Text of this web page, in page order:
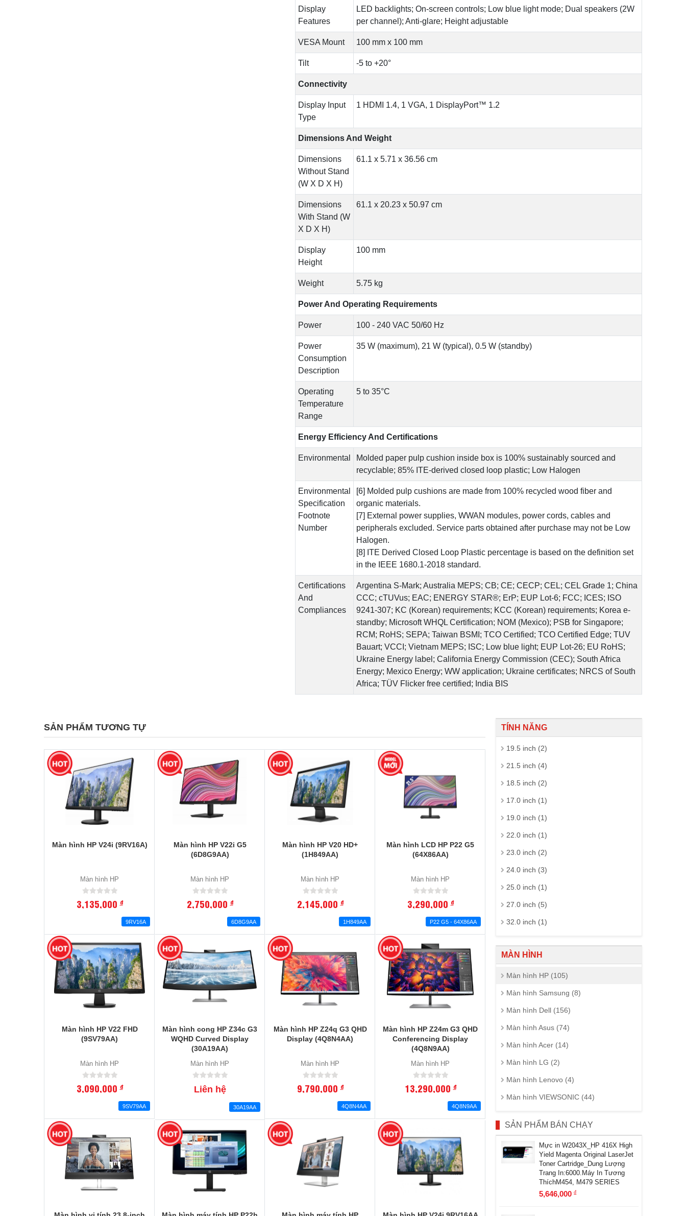
Display
Features
LED backlights; On-screen controls; Low blue light mode; Dual speakers (2W
per channel); Anti-glare; Height adjustable
VESA Mount 100 mm x 100 mm
Tilt -5 to +20°
Connectivity
Display Input
Type
1 HDMI 1.4, 1 VGA, 1 DisplayPort™ 1.2
Dimensions And Weight
Dimensions
Without Stand
(W X D X H)
61.1 x 5.71 x 36.56 cm
Dimensions
With Stand (W
X D X H)
61.1 x 20.23 x 50.97 cm
Display
Height
100 mm
Weight 5.75 kg
Power And Operating Requirements
Power 100 - 240 VAC 50/60 Hz
Power
Consumption
Description
35 W (maximum), 21 W (typical), 0.5 W (standby)
Operating
Temperature
Range
5 to 35°C
Energy Efficiency And Certifications
Environmental
Molded paper pulp cushion inside box is 100% sustainably sourced and
recyclable; 85% ITE-derived closed loop plastic; Low Halogen
Environmental
Specification
Footnote
Number
[6] Molded pulp cushions are made from 100% recycled wood fiber and
organic materials.
[7] External power supplies, WWAN modules, power cords, cables and
peripherals excluded. Service parts obtained after purchase may not be Low
Halogen.
[8] ITE Derived Closed Loop Plastic percentage is based on the definition set
in the IEEE 1680.1-2018 standard.
Certifications
And
Compliances
Argentina S-Mark; Australia MEPS; CB; CE; CECP; CEL; CEL Grade 1; China
CCC; cTUVus; EAC; ENERGY STAR®; ErP; EUP Lot-6; FCC; ICES; ISO
9241-307; KC (Korean) requirements; KCC (Korean) requirements; Korea e-
standby; Microsoft WHQL Certification; NOM (Mexico); PSB for Singapore;
RCM; RoHS; SEPA; Taiwan BSMI; TCO Certified; TCO Certified Edge; TUV
Bauart; VCCI; Vietnam MEPS; ISC; Low blue light; EUP Lot-26; EU RoHS;
Ukraine Energy label; California Energy Commission (CEC); South Africa
Energy; Mexico Energy; WW application; Ukraine certificates; NRCS of South
Africa; TÜV Flicker free certified; India BIS
SẢN PHẨM TƯƠNG TỰ
Màn hình HP V24i (9RV16A)
Màn hình HP
3,135,000đ
9RV16A
Màn hình HP V22i G5
(6D8G9AA)
Màn hình HP
2,750,000đ
6D8G9AA
Màn hình HP V20 HD+
(1H849AA)
Màn hình HP
2,145,000đ
1H849AA
Màn hình LCD HP P22 G5
(64X86AA)
Màn hình HP
3,290,000đ
P22 G5 - 64X86AA
Màn hình HP V22 FHD
(9SV79AA)
Màn hình HP
3,090,000đ
9SV79AA
Màn hình cong HP Z34c G3
WQHD Curved Display
(30A19AA)
Màn hình HP
Liên hệ
30A19AA
Màn hình HP Z24q G3 QHD
Display (4Q8N4AA)
Màn hình HP
9,790,000đ
4Q8N4AA
Màn hình HP Z24m G3 QHD
Conferencing Display
(4Q8N9AA)
Màn hình HP
13,290,000đ
4Q8N9AA
TÍNH NĂNG
19.5 inch (2)
21.5 inch (4)
18.5 inch (2)
17.0 inch (1)
19.0 inch (1)
22.0 inch (1)
23.0 inch (2)
24.0 inch (3)
25.0 inch (1)
27.0 inch (5)
32.0 inch (1)
MÀN HÌNH
Màn hình HP (105)
Màn hình Samsung (8)
Màn hình Dell (156)
Màn hình Asus (74)
Màn hình Acer (14)
Màn hình LG (2)
Màn hình Lenovo (4)
Màn hình VIEWSONIC (44)
SẢN PHẨM BÁN CHẠY
Mực in W2043X_HP 416X High
Yield Magenta Original LaserJet
Toner Cartridge_Dung Lượng
Trang In:6000.Máy In Tương
ThíchM454, M479 SERIES
5,646,000đ